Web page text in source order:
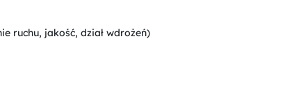
ruchu, jakość, dział wdrożeń)